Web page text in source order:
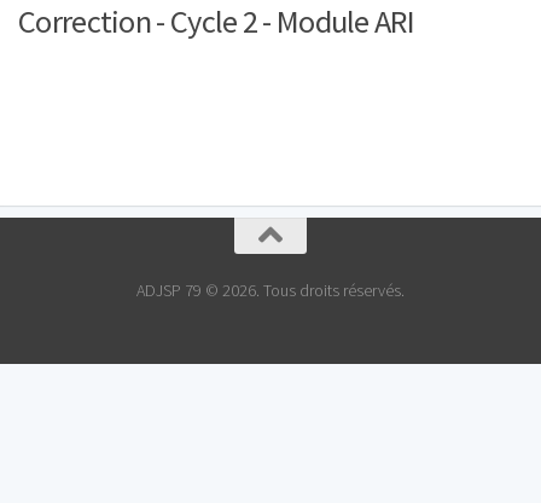
Correction - Cycle 2 - Module ARI
ADJSP 79 © 2026. Tous droits réservés.